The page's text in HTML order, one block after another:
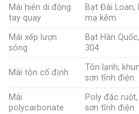
Mái hiên di động
tay quay
Bạt Đài Loan,
mạ kẽm
Mái xếp lượn
sóng
Bạt Hàn
304
Mái tôn cố định
Tôn lạnh,
sơn tĩnh điện
Mái
polycarbonate
Poly đặc
sơn tĩnh điện